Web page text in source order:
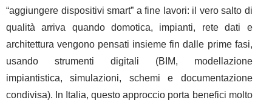
“aggiungere dispositivi smart” a fine lavori: il vero salto di
qualità arriva quando domotica, impianti, rete dati e
architettura vengono pensati insieme fin dalle prime fasi,
usando strumenti digitali (BIM, modellazione
impiantistica, simulazioni, schemi e documentazione
condivisa). In Italia, questo approccio porta benefici molto